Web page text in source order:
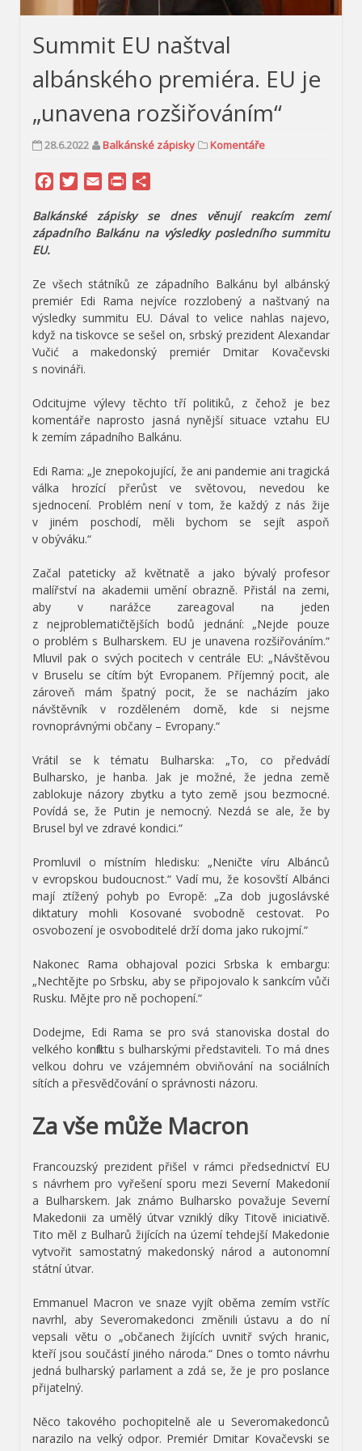
Summit EU naštval
albánského premiéra. EU je
„unavena rozšiřováním“
28.6.2022 Balkánské zápisky Komentáře
Facebook
Twitter
Email Print
Balkánské zápisky se dnes věnují reakcím zemí
západního Balkánu na výsledky posledního summitu
EU.
Ze všech státníků ze západního Balkánu byl albánský
premiér Edi Rama nejvíce rozzlobený a naštvaný na
výsledky summitu EU. Dával to velice nahlas najevo,
když na tiskovce se sešel on, srbský prezident Alexandar
Vučić a makedonský premiér Dmitar Kovačevski
s novináři.
Odcitujme výlevy těchto tří politiků, z čehož je bez
komentáře naprosto jasná nynější situace vztahu EU
k zemím západního Balkánu.
Edi Rama: „Je znepokojující, že ani pandemie ani tragická
válka hrozící přerůst ve světovou, nevedou ke
sjednocení. Problém není v tom, že každý z nás žije
v jiném poschodí, měli bychom se sejít aspoň
v obýváku.“
Začal pateticky až květnatě a jako bývalý profesor
malířství na akademii umění obrazně. Přistál na zemi,
aby v narážce zareagoval na jeden
z nejproblematičtějších bodů jednání: „Nejde pouze
o problém s Bulharskem. EU je unavena rozšiřováním.“
Mluvil pak o svých pocitech v centrále EU: „Návštěvou
v Bruselu se cítím být Evropanem. Příjemný pocit, ale
zároveň mám špatný pocit, že se nacházím jako
návštěvník v rozděleném domě, kde si nejsme
rovnoprávnými občany – Evropany.“
Vrátil se k tématu Bulharska: „To, co předvádí
Bulharsko, je hanba. Jak je možné, že jedna země
zablokuje názory zbytku a tyto země jsou bezmocné.
Povídá se, že Putin je nemocný. Nezdá se ale, že by
Brusel byl ve zdravé kondici.“
Promluvil o místním hledisku: „Neničte víru Albánců
v evropskou budoucnost.“ Vadí mu, že kosovští Albánci
mají ztížený pohyb po Evropě: „Za dob jugoslávské
diktatury mohli Kosované svobodně cestovat. Po
osvobození je osvoboditelé drží doma jako rukojmí.“
Nakonec Rama obhajoval pozici Srbska k embargu:
„Nechtějte po Srbsku, aby se připojovalo k sankcím vůči
Rusku. Mějte pro ně pochopení.“
Dodejme, Edi Rama se pro svá stanoviska dostal do
velkého konfliktu s bulharskými představiteli. To má dnes
velkou dohru ve vzájemném obviňování na sociálních
sítích a přesvědčování o správnosti názoru.
Za vše může Macron
Francouzský prezident přišel v rámci předsednictví EU
s návrhem pro vyřešení sporu mezi Severní Makedonií
a Bulharskem. Jak známo Bulharsko považuje Severní
Makedonii za umělý útvar vzniklý díky Titově iniciativě.
Tito měl z Bulharů žijících na území tehdejší Makedonie
vytvořit samostatný makedonský národ a autonomní
státní útvar.
Emmanuel Macron ve snaze vyjít oběma zemím vstříc
navrhl, aby Severomakedonci změnili ústavu a do ní
vepsali větu o „občanech žijících uvnitř svých hranic,
kteří jsou součástí jiného národa.“ Dnes o tomto návrhu
jedná bulharský parlament a zdá se, že je pro poslance
přijatelný.
Něco takového pochopitelně ale u Severomakedonců
narazilo na velký odpor. Premiér Dmitar Kovačevski se